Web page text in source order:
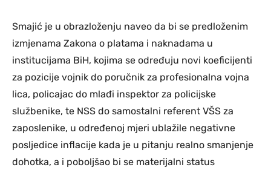
Smajić je u obrazloženju naveo da bi se predloženim
izmjenama Zakona o platama i naknadama u
institucijama BiH, kojima se određuju novi koeficijenti
za pozicije vojnik do poručnik za profesionalna vojna
lica, policajac do mlađi inspektor za policijske
službenike, te NSS do samostalni referent VŠS za
zaposlenike, u određenoj mjeri ublažile negativne
posljedice inflacije kada je u pitanju realno smanjenje
dohotka, a i poboljšao bi se materijalni status